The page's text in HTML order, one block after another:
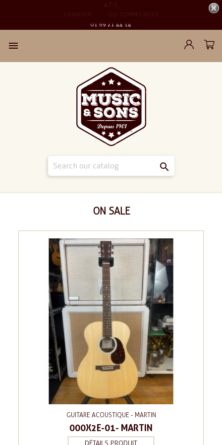
LIVRAISON QUI SOMMES NOUS
4.7
01 69 21 44 14


ON SALE
GUITARE ACOUSTIQUE - MARTIN
000X2E-01- MARTIN